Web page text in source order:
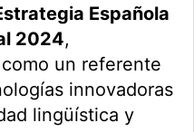
Española
2024,
un referente
innovadoras
lingüística y